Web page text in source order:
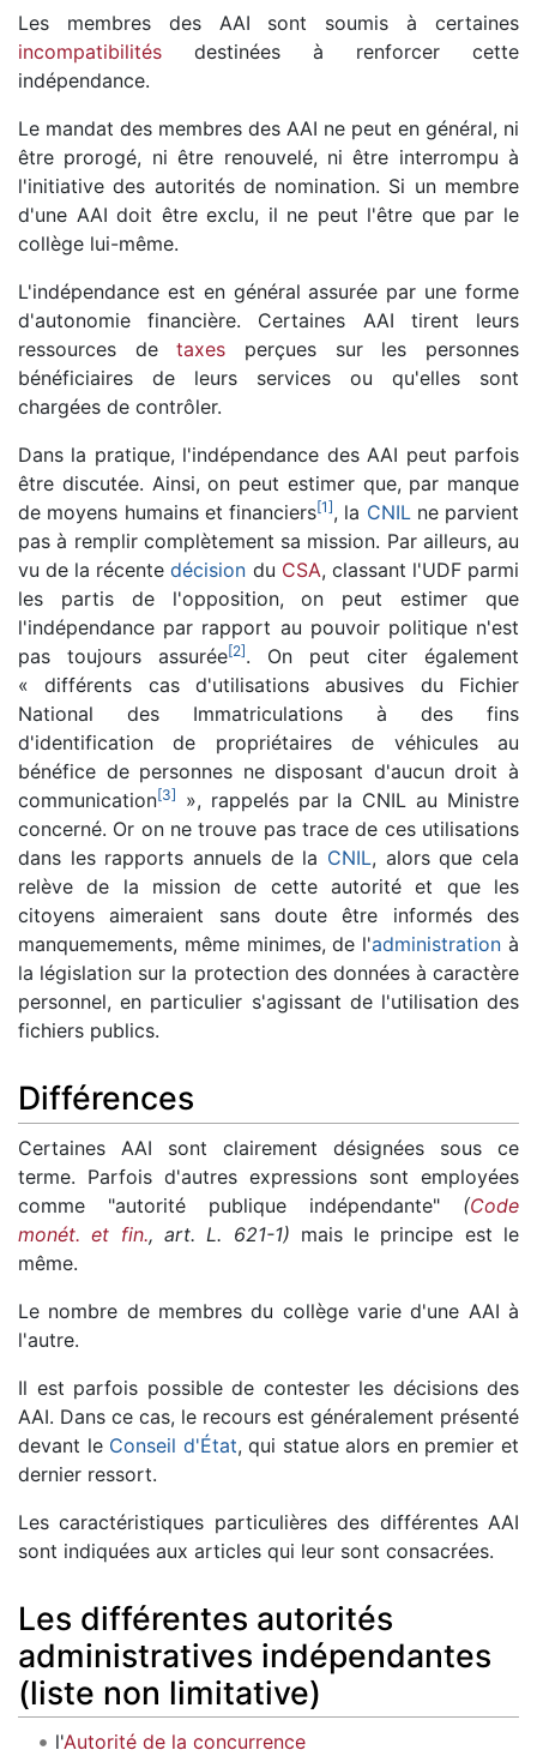
Les membres des AAI sont soumis à certaines
incompatibilités destinées à renforcer cette
indépendance.
Le mandat des membres des AAI ne peut en général, ni
être prorogé, ni être renouvelé, ni être interrompu à
l'initiative des autorités de nomination. Si un membre
d'une AAI doit être exclu, il ne peut l'être que par le
collège lui-même.
L'indépendance est en général assurée par une forme
d'autonomie financière. Certaines AAI tirent leurs
ressources detaxes perçues sur les personnes
bénéficiaires de leurs services ou qu'elles sont
chargées de contrôler.
Dans la pratique, l'indépendance des AAI peut parfois
être discutée. Ainsi, on peut estimer que, par manque
de moyens humains et financiers[1], la CNIL ne parvient
pas à remplir complètement sa mission. Par ailleurs, au
vu de la récentedécision du CSA, classant l'UDF parmi
les partis de l'opposition, on peut estimer que
l'indépendance par rapport au pouvoir politique n'est
pas toujours assurée[2]. On peut citer également
« différents cas d'utilisations abusives du Fichier
National des Immatriculations à des fins
d'identification de propriétaires de véhicules au
bénéfice de personnes ne disposant d'aucun droit à
communication[3]
», rappelés par la CNIL au Ministre
concerné. Or on ne trouve pas trace de ces utilisations
dans les rapports annuels de la CNIL, alors que cela
relève de la mission de cette autorité et que les
citoyens aimeraient sans doute être informés des
manquemements, même minimes, de l'administration à
la législation sur la protection des données à caractère
personnel, en particulier s'agissant de l'utilisation des
fichiers publics.
Différences
Certaines AAI sont clairement désignées sous ce
terme. Parfois d'autres expressions sont employées
comme "autorité publique indépendante" (Code
monét. et fin., art. L. 621-1) mais le principe est le
même.
Le nombre de membres du collège varie d'une AAI à
l'autre.
Il est parfois possible de contester les décisions des
AAI. Dans ce cas, le recours est généralement présenté
devant le Conseil d'État, qui statue alors en premier et
dernier ressort.
Les caractéristiques particulières des différentes AAI
sont indiquées aux articles qui leur sont consacrées.
Les différentes autorités
administratives indépendantes
(liste non limitative)
l'Autorité de la concurrence